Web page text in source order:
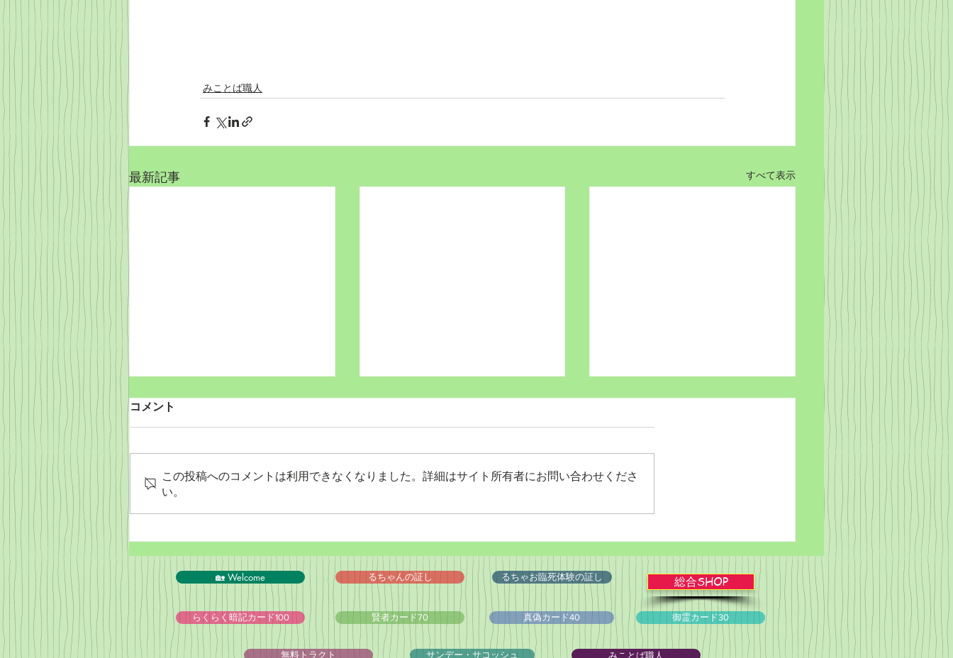
みことば職人
最新記事 すべて表示
Wordだけで作っちゃおう～
Wordだけで作っちゃおう～
Wordだけで作っちゃおう～
コメント
この投稿へのコメントは利用できなくなりました。詳細はサイト所有者にお問い合わせくださ
い。
🏡 Welcome るちゃんの証し るちゃお臨死体験の証し 総合SHOP
らくらく暗記カード100 賢者カード70 真偽カード40 御霊カード30
無料トラクト サンデー・サコッシュ みことば職人